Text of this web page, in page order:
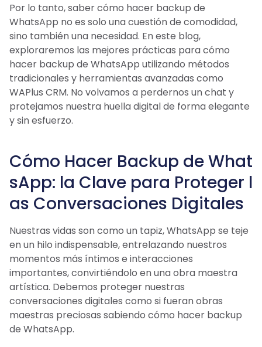
Por lo tanto, saber cómo hacer backup de
WhatsApp no ​​es solo una cuestión de comodidad,
sino también una necesidad. En este blog,
exploraremos las mejores prácticas para cómo
hacer backup de WhatsApp utilizando métodos
tradicionales y herramientas avanzadas como
WAPlus CRM. No volvamos a perdernos un chat y
protejamos nuestra huella digital de forma elegante
y sin esfuerzo.
Cómo Hacer Backup de What
sApp: la Clave para Proteger l
as Conversaciones Digitales
Nuestras vidas son como un tapiz, WhatsApp se teje
en un hilo indispensable, entrelazando nuestros
momentos más íntimos e interacciones
importantes, convirtiéndolo en una obra maestra
artística. Debemos proteger nuestras
conversaciones digitales como si fueran obras
maestras preciosas sabiendo cómo hacer backup
de WhatsApp.